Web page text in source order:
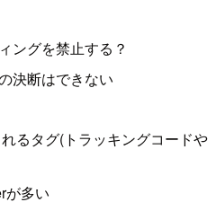
ングを禁止する？
決断はできない
るタグ(トラッキングコードや
が多い